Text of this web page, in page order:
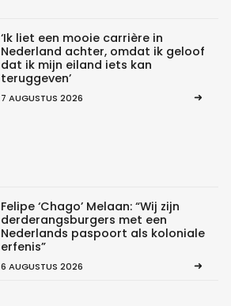
‘Ik liet een mooie carrière in
Nederland achter, omdat ik geloof
dat ik mijn eiland iets kan
teruggeven’
7 AUGUSTUS 2026
Felipe ‘Chago’ Melaan: “Wij zijn
derderangsburgers met een
Nederlands paspoort als koloniale
erfenis”
6 AUGUSTUS 2026